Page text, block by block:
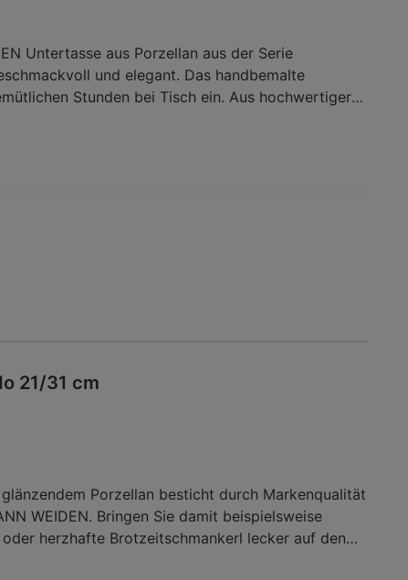
Untertasse aus Porzellan aus der Serie
und elegant. Das handbemalte
Stunden bei Tisch ein. Aus hochwertiger
21/31 cm
Porzellan besticht durch Markenqualität
WEIDEN. Bringen Sie damit beispielsweise
herzhafte Brotzeitschmankerl lecker auf den